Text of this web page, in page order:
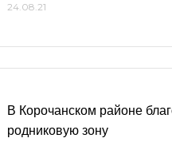
24.08.21
В Корочанском районе
родниковую зону